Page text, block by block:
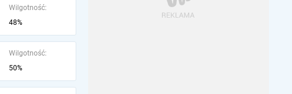
Wilgotność:
48%
Wilgotność:
50%